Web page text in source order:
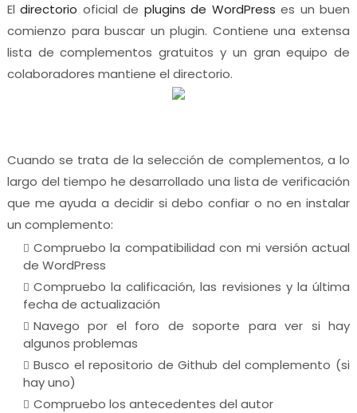
Eldirectorio oficial de plugins de WordPress es un buen
comienzo para buscar un plugin. Contiene una extensa
lista de complementos gratuitos y un gran equipo de
colaboradores mantiene el directorio.
Cuando se trata de la selección de complementos, a lo
largo del tiempo he desarrollado una lista de verificación
que me ayuda a decidir si debo confiar o no en instalar
un complemento:
Compruebo la compatibilidad con mi versión actual
de WordPress
Compruebo la calificación, las revisiones y la última
fecha de actualización
Navego por el foro de soporte para ver si hay
algunos problemas
Busco el repositorio de Github del complemento (si
hay uno)
Compruebo los antecedentes del autor